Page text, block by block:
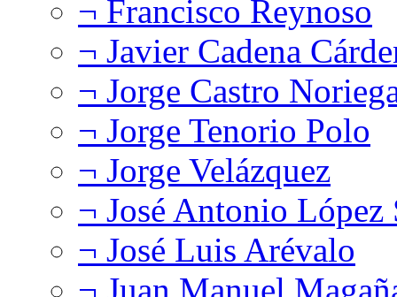
¬ Francisco Reynoso
¬ Javier Cadena
¬ Jorge Castro
¬ Jorge Tenorio Polo
¬ Jorge Velázquez
¬ José Antonio López
¬ José Luis Arévalo
¬ Juan Manuel